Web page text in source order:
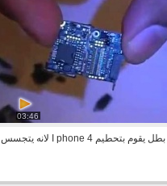
03:46
سعودي بطل يقوم بتحطيم I phone 4 لانه يتجسس